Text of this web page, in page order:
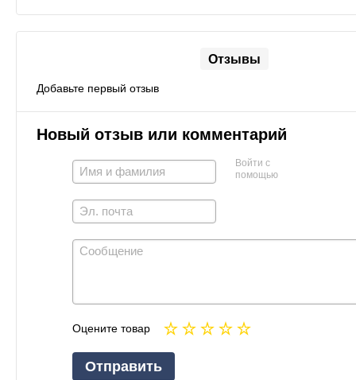
Отзывы
Добавьте первый отзыв
Новый отзыв или комментарий
Войти с
помощью
Оцените товар
Отправить